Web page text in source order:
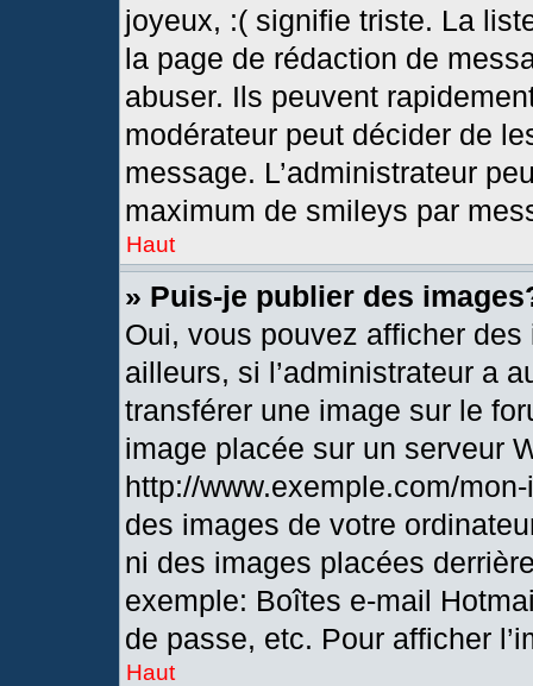
joyeux, :( signifie triste. La
la page de rédaction de
abuser. Ils peuvent
modérateur peut décider de
message. L’administrateur
maximum de smileys par
Haut
» Puis-je publier des
Oui, vous pouvez afficher
ailleurs, si l’administrateur a
transférer une image sur le
image placée sur un serveur
http://www.exemple.com/
des images de votre
ni des images placées
exemple: Boîtes e-mail
de passe, etc. Pour afficher
Haut